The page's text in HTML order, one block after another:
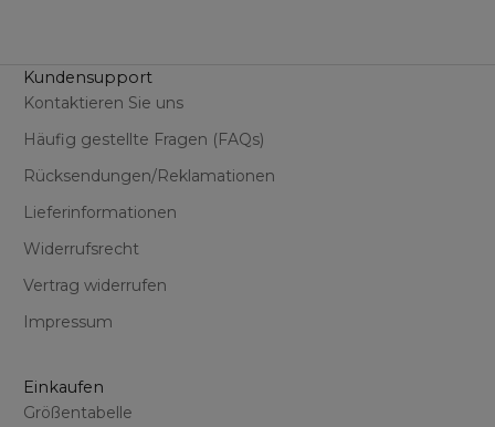
Kundensupport
Kontaktieren Sie uns
Häufig gestellte Fragen (FAQs)
Rücksendungen/Reklamationen
Lieferinformationen
Widerrufsrecht
Vertrag widerrufen
Impressum
Einkaufen
Größentabelle